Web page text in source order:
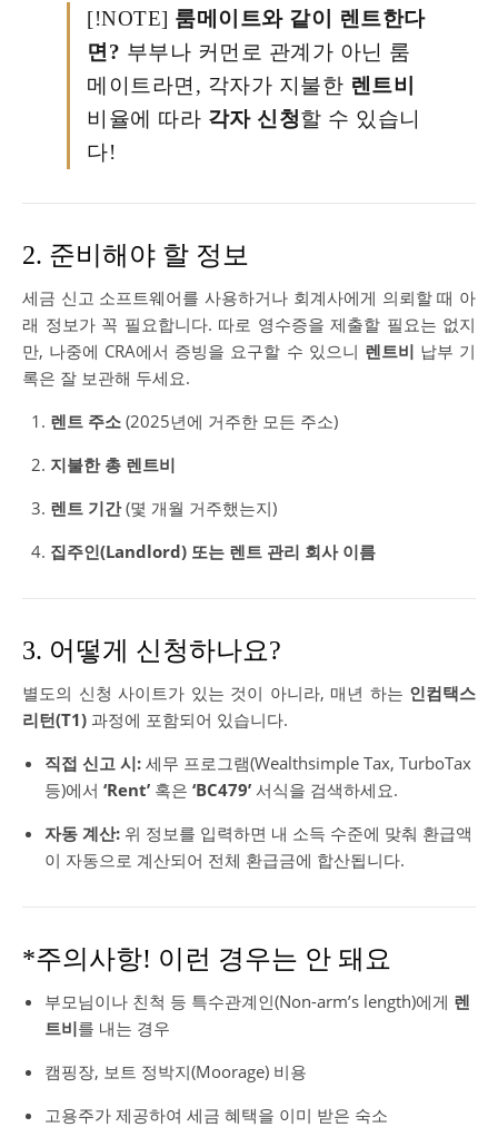
[!NOTE] 룸메이트와 같이 렌트한다
면? 부부나 커먼로 관계가 아닌 룸
메이트라면, 각자가 지불한 렌트비
비율에 따라 각자 신청할 수 있습니
다!
2. 준비해야 할 정보
세금 신고 소프트웨어를 사용하거나 회계사에게 의뢰할 때 아
래 정보가 꼭 필요합니다. 따로 영수증을 제출할 필요는 없지
만, 나중에 CRA에서 증빙을 요구할 수 있으니 렌트비 납부 기
록은 잘 보관해 두세요.
렌트 주소 (2025년에 거주한 모든 주소)
지불한 총 렌트비
렌트 기간(몇 개월 거주했는지)
집주인(Landlord) 또는 렌트 관리 회사 이름
3. 어떻게 신청하나요?
별도의 신청 사이트가 있는 것이 아니라, 매년 하는 인컴택스
리턴(T1) 과정에 포함되어 있습니다.
직접 신고 시: 세무 프로그램(Wealthsimple Tax, TurboTax
등)에서 ‘Rent’ 혹은 ‘BC479’ 서식을 검색하세요.
자동 계산: 위 정보를 입력하면 내 소득 수준에 맞춰 환급액
이 자동으로 계산되어 전체 환급금에 합산됩니다.
*주의사항! 이런 경우는 안 돼요
부모님이나 친척 등 특수관계인(Non-arm’s length)에게 렌
트비를 내는 경우
캠핑장, 보트 정박지(Moorage) 비용
고용주가 제공하여 세금 혜택을 이미 받은 숙소